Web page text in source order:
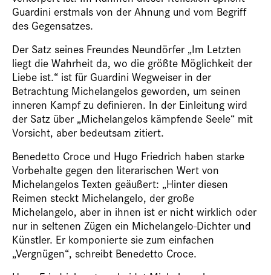
Guardini erstmals von der Ahnung und vom Begriff
des Gegensatzes.
Der Satz seines Freundes Neundörfer „Im Letzten
liegt die Wahrheit da, wo die größte Möglichkeit der
Liebe ist.“ ist für Guardini Wegweiser in der
Betrachtung Michelangelos geworden, um seinen
inneren Kampf zu definieren. In der Einleitung wird
der Satz über „Michelangelos kämpfende Seele“ mit
Vorsicht, aber bedeutsam zitiert.
Benedetto Croce und Hugo Friedrich haben starke
Vorbehalte gegen den literarischen Wert von
Michelangelos Texten geäußert: „Hinter diesen
Reimen steckt Michelangelo, der große
Michelangelo, aber in ihnen ist er nicht wirklich oder
nur in seltenen Zügen ein Michelangelo-Dichter und
Künstler. Er komponierte sie zum einfachen
„Vergnügen“, schreibt Benedetto Croce.